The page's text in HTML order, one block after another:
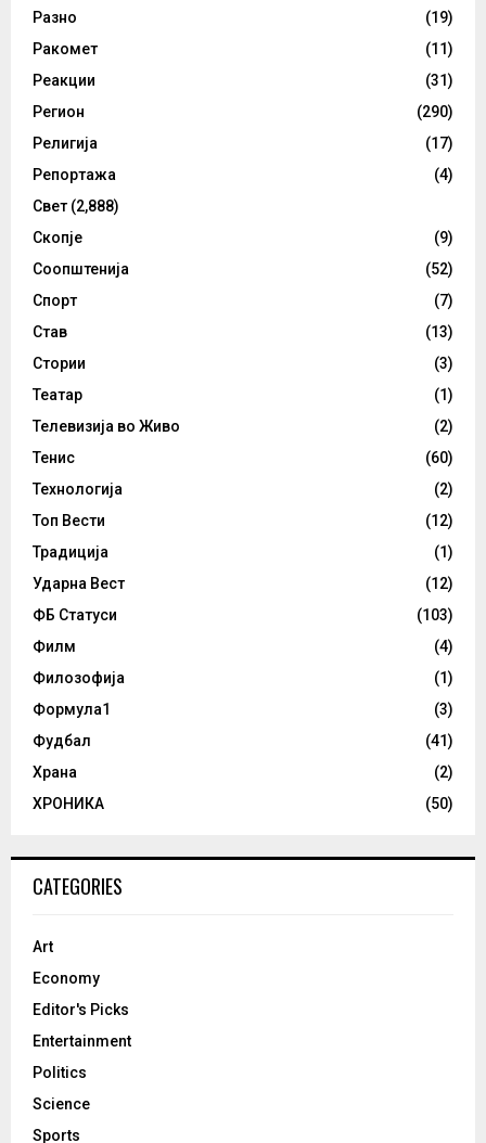
Разно
(19)
Ракомет
(11)
Реакции
(31)
Регион
(290)
Религија
(17)
Репортажа
(4)
Свет (2,888)
Скопје
(9)
Соопштенија
(52)
Спорт
(7)
Став
(13)
Стории
(3)
Театар
(1)
Телевизија во Живо
(2)
Тенис
(60)
Технологија
(2)
Топ Вести
(12)
Традиција
(1)
Ударна Вест
(12)
ФБ Статуси
(103)
Филм
(4)
Филозофија
(1)
Формула1
(3)
Фудбал
(41)
Храна
(2)
ХРОНИКА
(50)
CATEGORIES
Art
Economy
Editor's Picks
Entertainment
Politics
Science
Sports